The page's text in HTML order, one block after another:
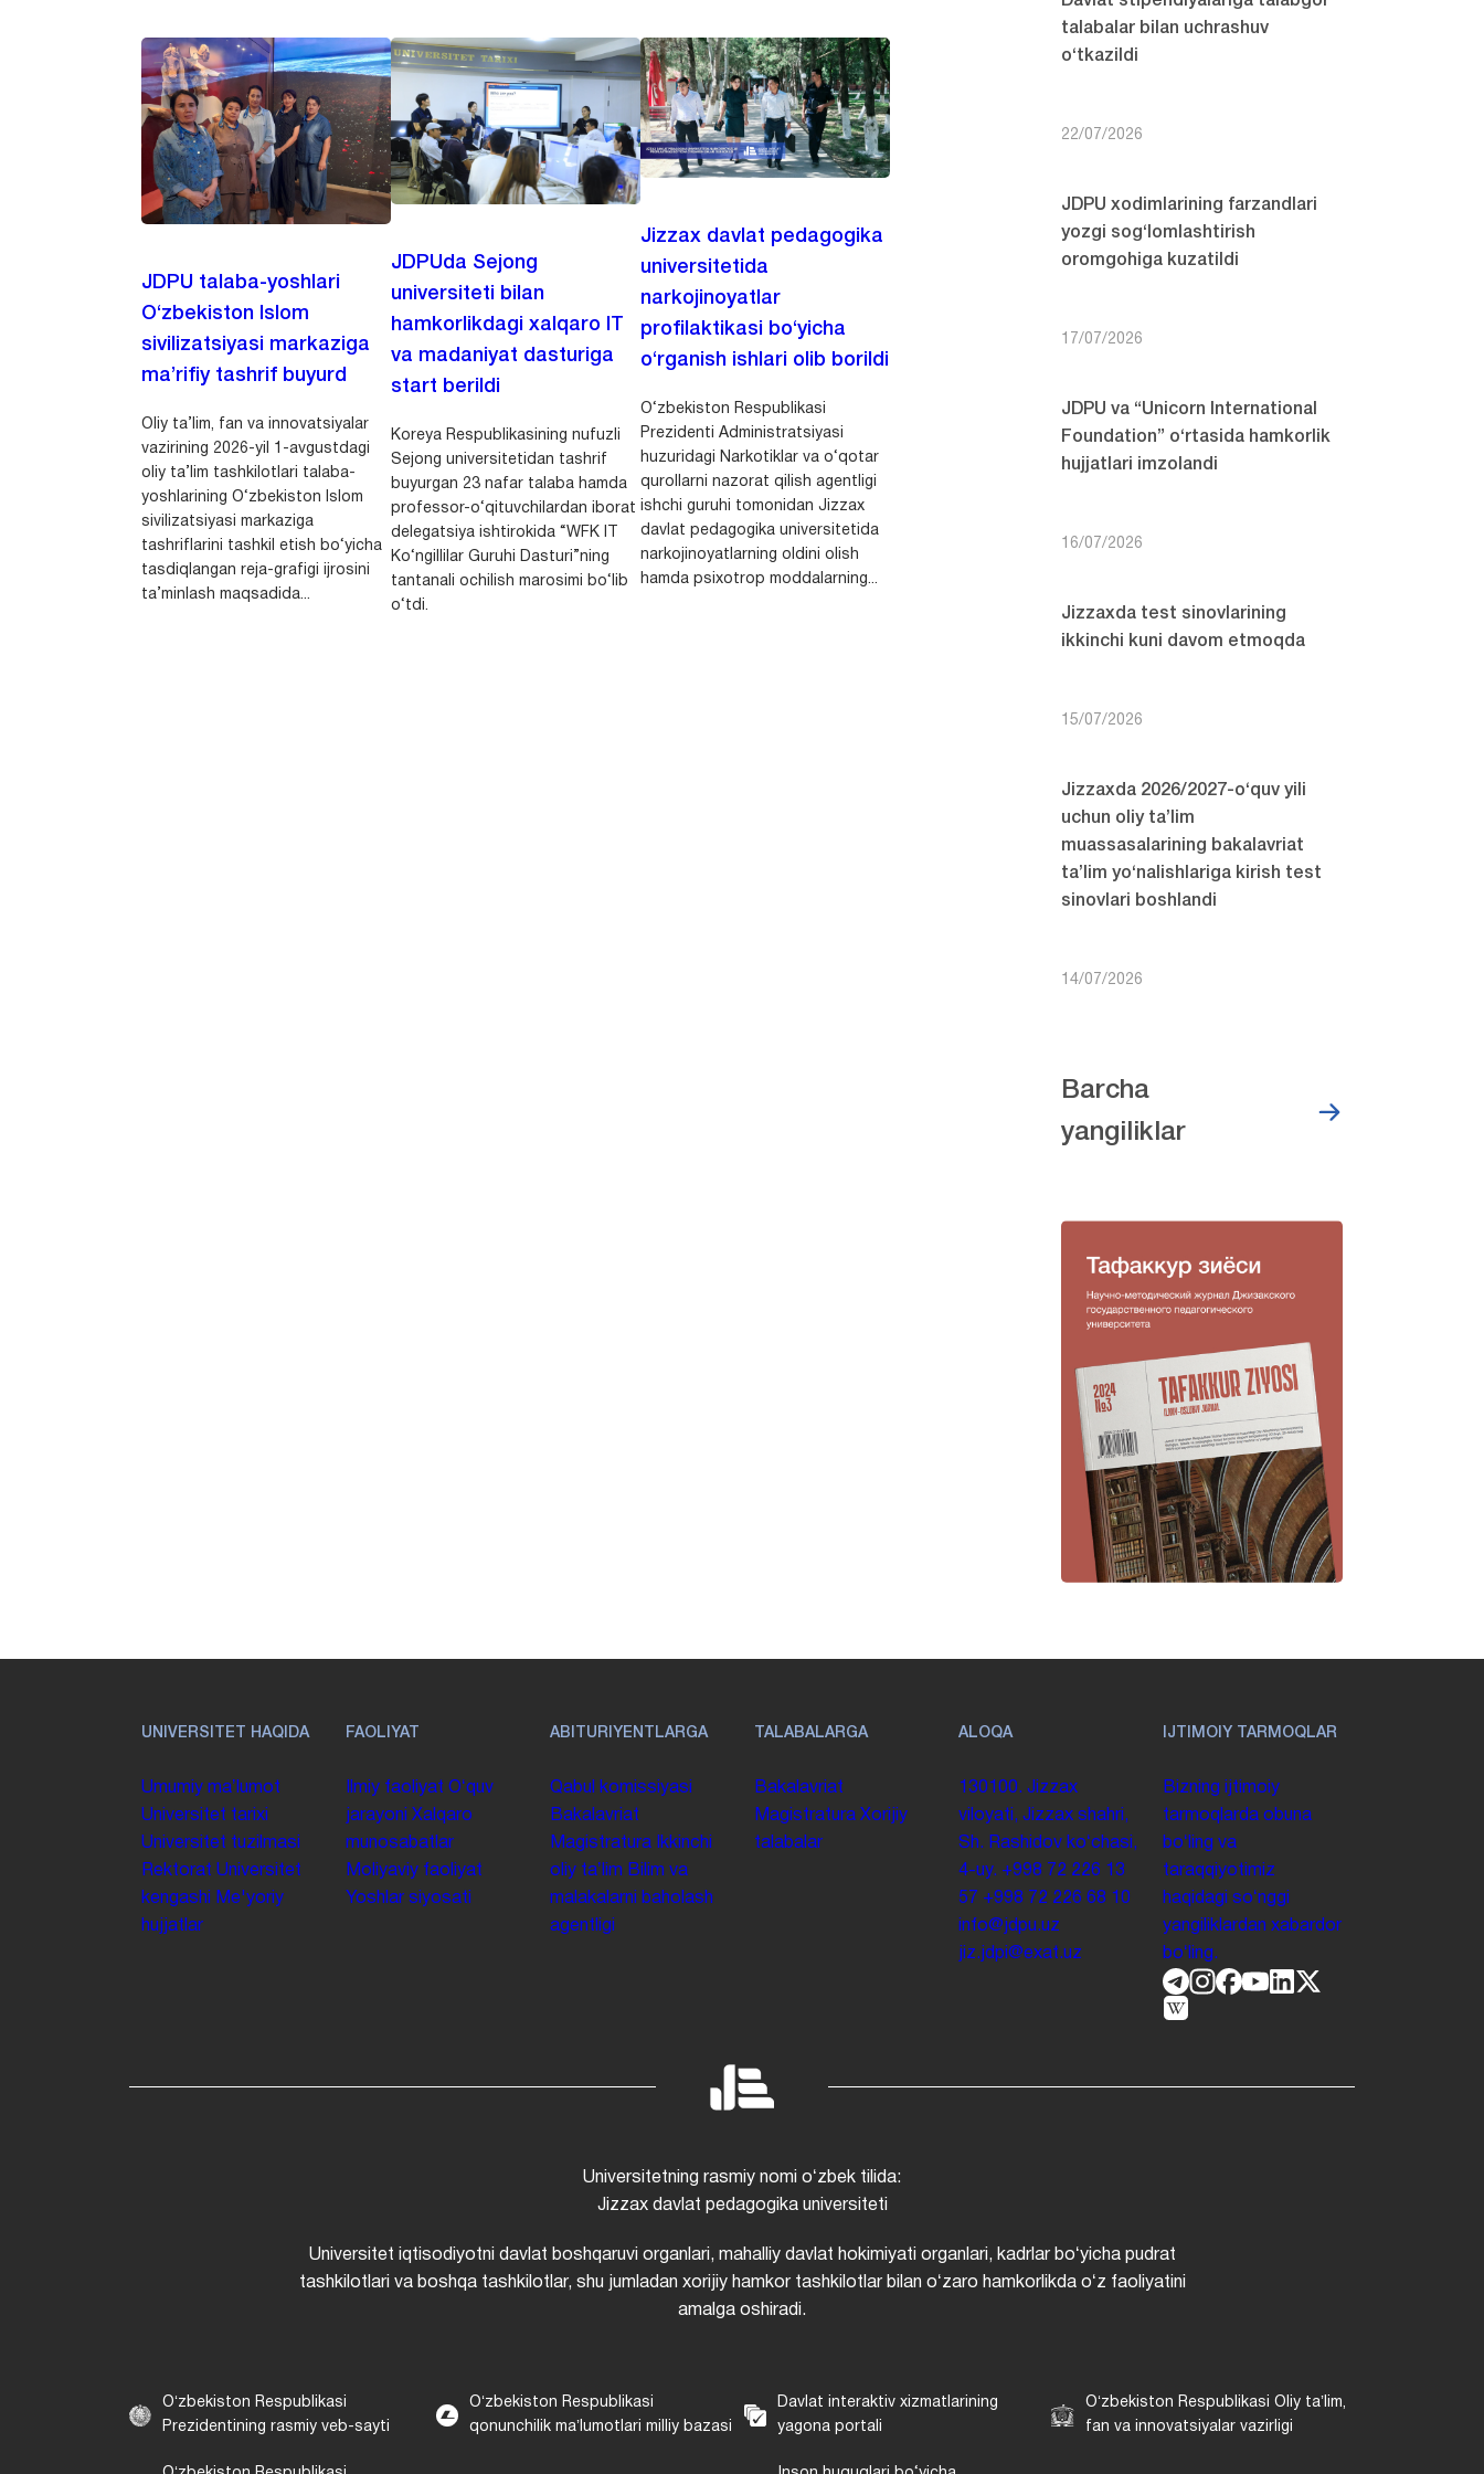
JDPU talaba-yoshlari
O‘zbekiston Islom
sivilizatsiyasi markaziga
ma’rifiy tashrif buyurd
Oliy ta’lim, fan va innovatsiyalar
vazirining 2026-yil 1-avgustdagi
oliy ta’lim tashkilotlari talaba-
yoshlarining O‘zbekiston Islom
sivilizatsiyasi markaziga
tashriflarini tashkil etish bo‘yicha
tasdiqlangan reja-grafigi ijrosini
ta’minlash maqsadida...
JDPUda Sejong
universiteti bilan
hamkorlikdagi xalqaro IT
va madaniyat dasturiga
start berildi
Koreya Respublikasining nufuzli
Sejong universitetidan tashrif
buyurgan 23 nafar talaba hamda
professor-o‘qituvchilardan iborat
delegatsiya ishtirokida “WFK IT
Ko‘ngillilar Guruhi Dasturi”ning
tantanali ochilish marosimi bo‘lib
o‘tdi.
Jizzax davlat pedagogika
universitetida
narkojinoyatlar
profilaktikasi bo‘yicha
o‘rganish ishlari olib borildi
O‘zbekiston Respublikasi
Prezidenti Administratsiyasi
huzuridagi Narkotiklar va o‘qotar
qurollarni nazorat qilish agentligi
ishchi guruhi tomonidan Jizzax
davlat pedagogika universitetida
narkojinoyatlarning oldini olish
hamda psixotrop moddalarning...
talabalar bilan uchrashuv
o‘tkazildi
22/07/2026
JDPU xodimlarining farzandlari
yozgi sog‘lomlashtirish
oromgohiga kuzatildi
17/07/2026
JDPU va “Unicorn International
Foundation” o‘rtasida hamkorlik
hujjatlari imzolandi
16/07/2026
Jizzaxda test sinovlarining
ikkinchi kuni davom etmoqda
15/07/2026
Jizzaxda 2026/2027-o‘quv yili
uchun oliy ta’lim
muassasalarining bakalavriat
ta’lim yo‘nalishlariga kirish test
sinovlari boshlandi
14/07/2026
Barcha
yangiliklar
UNIVERSITET HAQIDA
Umumiy maʼlumot
Universitet tarixi
Universitet tuzilmasi
Rektorat Universitet
kengashi
Me'yoriy
hujjatlar
FAOLIYAT
Ilmiy faoliyat Oʻquv
jarayoni Xalqaro
munosabatlar
Moliyaviy faoliyat
Yoshlar siyosati
ABITURIYENTLARGA
Qabul komissiyasi
Bakalavriat
Magistratura
Ikkinchi
oliy taʼlim Bilim va
malakalarni baholash
agentligi
TALABALARGA
Bakalavriat
Magistratura Xorijiy
talabalar
ALOQA
130100. Jizzax
viloyati, Jizzax shahri,
Sh. Rashidov koʻchasi,
4-uy. +998 72 226 13
57 +998 72 226 68 10
info@jdpu.uz
jiz.jdpi@exat.uz
IJTIMOIY TARMOQLAR
Bizning ijtimoiy
tarmoqlarda obuna
boʻling va
taraqqiyotimiz
haqidagi soʻnggi
yangiliklardan xabardor
boʻling.
Universitetning rasmiy nomi oʻzbek tilida:
Jizzax davlat pedagogika universiteti
Universitet iqtisodiyotni davlat boshqaruvi organlari, mahalliy davlat hokimiyati organlari, kadrlar boʻyicha pudrat
tashkilotlari va boshqa tashkilotlar, shu jumladan xorijiy hamkor tashkilotlar bilan oʻzaro hamkorlikda oʻz faoliyatini
amalga oshiradi.
Oʻzbekiston Respublikasi
Prezidentining rasmiy veb-sayti
Oʻzbekiston Respublikasi
qonunchilik maʼlumotlari milliy bazasi
Davlat interaktiv xizmatlarining
yagona portali
Oʻzbekiston Respublikasi Oliy taʼlim,
fan va innovatsiyalar vazirligi